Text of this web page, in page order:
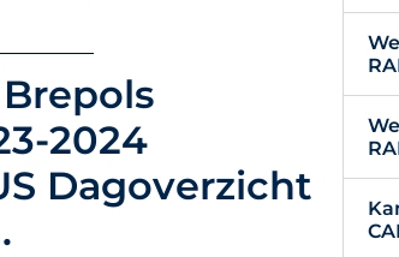
2024
Dagoverzicht